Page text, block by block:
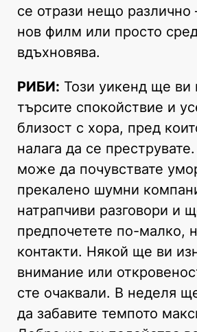
се отрази нещо различно
нов филм или просто
вдъхновява.
РИБИ: Този уикенд ще ви
търсите спокойствие и
близост с хора, пред
налага да се
може да почувствате
прекалено шумни
натрапчиви разговори и
предпочетете по-малко,
контакти. Някой ще ви
внимание или
сте очаквали. В неделя
да забавите темпото